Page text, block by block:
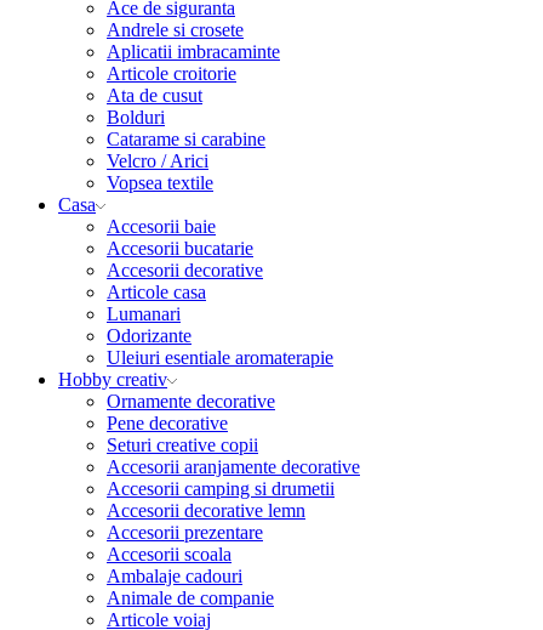
Ace de siguranta
Andrele si crosete
Aplicatii imbracaminte
Articole croitorie
Ata de cusut
Bolduri
Catarame si carabine
Velcro / Arici
Vopsea textile
Casa
Accesorii baie
Accesorii bucatarie
Accesorii decorative
Articole casa
Lumanari
Odorizante
Uleiuri esentiale aromaterapie
Hobby creativ
Ornamente decorative
Pene decorative
Seturi creative copii
Accesorii aranjamente decorative
Accesorii camping si drumetii
Accesorii decorative lemn
Accesorii prezentare
Accesorii scoala
Ambalaje cadouri
Animale de companie
Articole voiaj